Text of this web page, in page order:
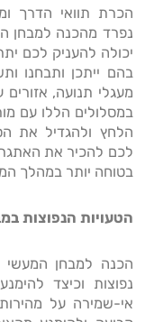
הכרת תוואי הדרך
נפרד מהכנה למבחן
יכולה להעניק לכם
בהם ייתכן ותבחנו
מעגלי תנועה, אזורים
במסלולים הללו עם
הלחץ ולהגדיל את
לכם להכיר את
בטוחה יותר במהלך
הטעויות הנפוצות
הכנה למבחן
נפוצות וכיצד
אי-שמירה על